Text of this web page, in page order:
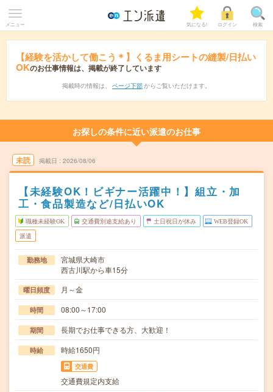
メニュー 気になる! ログイン 検索
【経験を活かして働こう＊】くるま用シートの縫製/日払い
OKのお仕事情報は、掲載が終了しています
掲載時の情報は、 ページ下部 からご覧いただけます。
お探しの条件に近い派遣のお仕事
未読 掲載日 2026/08/06
【未経験OK！ビギナー活躍中！】組立・加
工・食品製造など/日払いOK
職種未経験OK 交通費別途支給あり 土日祝日が休み WEB登録OK
派遣
勤務地
宮城県大崎市
西古川駅から車15分
曜日頻度 月～金
時間 08:00～17:00
期間 長期でお仕事できる方、大歓迎！
時給 時給1650円
交通費
交通費規定内支給